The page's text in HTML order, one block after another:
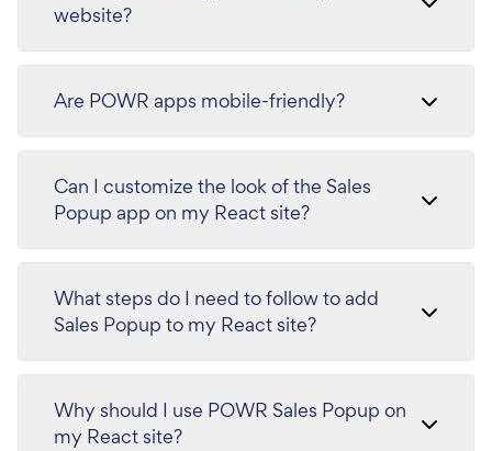
website?
Are POWR apps mobile-friendly?
Can I customize the look of the Sales
Popup app on my React site?
What steps do I need to follow to add
Sales Popup to my React site?
Why should I use POWR Sales Popup on
my React site?